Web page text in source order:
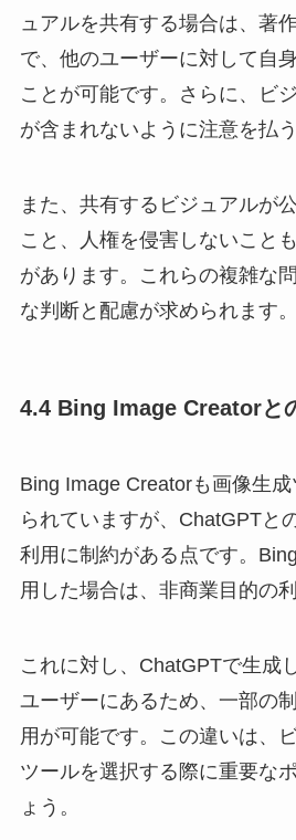
ュアルを共有する場合は、著
で、他のユーザーに対して自
ことが可能です。さらに、ビ
が含まれないように注意を払
また、共有するビジュアルが
こと、人権を侵害しないこと
があります。これらの複雑な
な判断と配慮が求められます。
4.4 Bing Image Creatorと
Bing Image Creatorも画像生
られていますが、ChatGPTと
利用に制約がある点です。
用した場合は、非商業目的の
これに対し、ChatGPTで生成
ユーザーにあるため、一部の
用が可能です。この違いは、
ツールを選択する際に重要な
ょう。